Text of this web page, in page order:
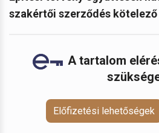
szakértői szerződés
A tartalom
Előfizetési lehetőségek